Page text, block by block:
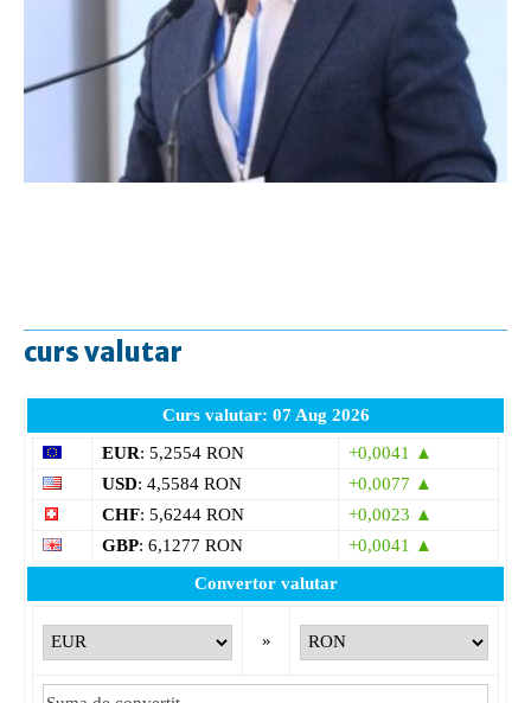
curs valutar
Curs valutar: 07 Aug 2026
EUR: 5,2554 RON
+0,0041 ▲
USD: 4,5584 RON
+0,0077 ▲
CHF: 5,6244 RON
+0,0023 ▲
GBP: 6,1277 RON
+0,0041 ▲
Convertor valutar
»